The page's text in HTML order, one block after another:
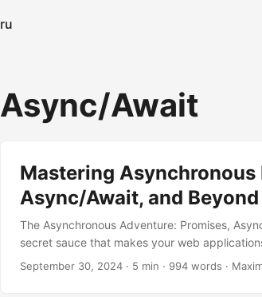
ru
Async/Await
Mastering Asynchronous
Async/Await, and Beyond
The Asynchronous Adventure: Promises,
secret sauce that makes your web
a world where your users don’t have to stare
September 30, 2024 · 5 min · 994 words ·